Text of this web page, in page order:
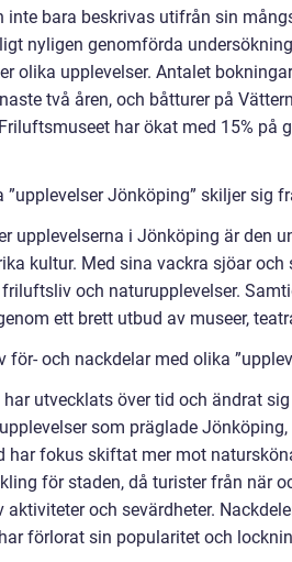
inte bara beskrivas utifrån sin
nyligen genomförda
olika upplevelser. Antalet
två åren, och båtturer på
har ökat med 15% på
Jönköping” skiljer sig
upplevelserna i Jönköping är den
kultur. Med sina vackra sjöar
och naturupplevelser.
ett brett utbud av museer,
för- och nackdelar med olika
utvecklats över tid och ändrat
som präglade
har fokus skiftat mer mot
för staden, då turister från när
och sevärdheter.
förlorat sin popularitet och